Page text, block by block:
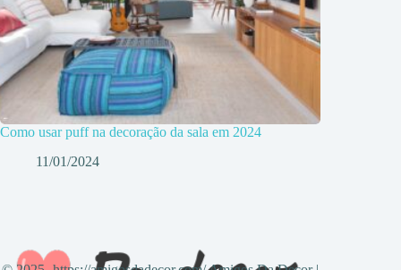
Como usar puff na decoração da sala em 2024
11/01/2024